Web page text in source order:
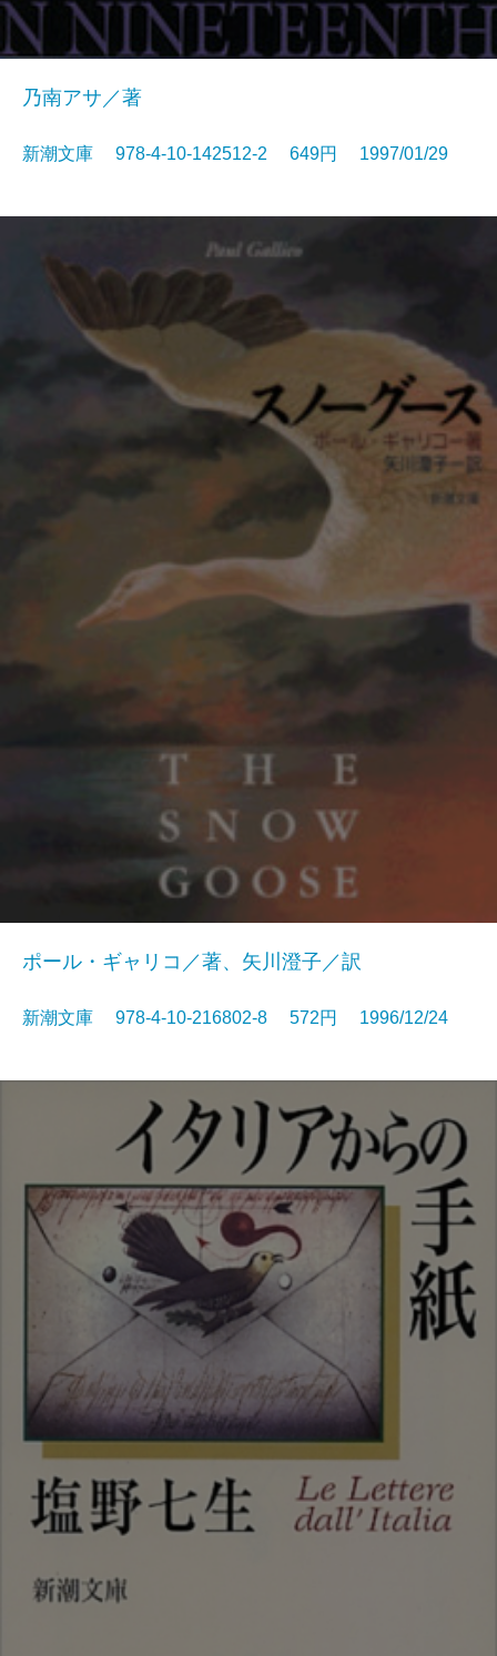
乃南アサ／著
新潮文庫 978-4-10-142512-2 649円 1997/01/29
ポール・ギャリコ／著、矢川澄子／訳
新潮文庫 978-4-10-216802-8 572円 1996/12/24